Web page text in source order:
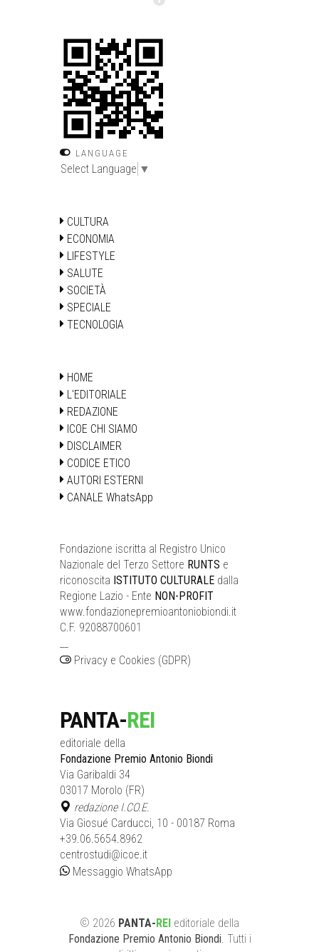
LANGUAGE
Select Language ▼
CULTURA
ECONOMIA
LIFESTYLE
SALUTE
SOCIETÀ
SPECIALE
TECNOLOGIA
HOME
L'EDITORIALE
REDAZIONE
ICOE CHI SIAMO
DISCLAIMER
CODICE ETICO
AUTORI ESTERNI
CANALE WhatsApp
Fondazione iscritta al Registro Unico
Nazionale del Terzo Settore RUNTS e
riconoscita ISTITUTO CULTURALE dalla
Regione Lazio - Ente NON-PROFIT
www.fondazionepremioantoniobiondi.it
C.F. 92088700601
Privacy e Cookies (GDPR)
PANTA-REI
editoriale della
Fondazione Premio Antonio Biondi
Via Garibaldi 34
03017 Morolo (FR)
redazione I.CO.E.
Via Giosué Carducci, 10 - 00187 Roma
+39.06.5654.8962
centrostudi@icoe.it
Messaggio WhatsApp
© 2026 PANTA-REI editoriale della
Fondazione Premio Antonio Biondi . Tutti i